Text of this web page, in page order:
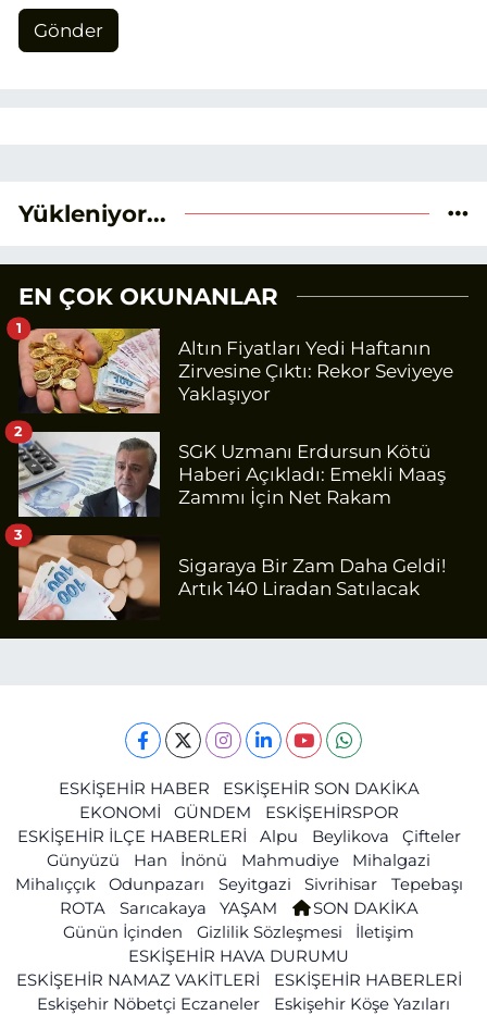
Gönder
Yükleniyor...
EN ÇOK OKUNANLAR
Altın Fiyatları Yedi Haftanın
Zirvesine Çıktı: Rekor Seviyeye
Yaklaşıyor
1
SGK Uzmanı Erdursun Kötü
Haberi Açıkladı: Emekli Maaş
Zammı İçin Net Rakam
2
Sigaraya Bir Zam Daha Geldi!
Artık 140 Liradan Satılacak
3
ESKİŞEHİR HABER
ESKİŞEHİR SON DAKİKA
EKONOMİ
GÜNDEM
ESKİŞEHİRSPOR
ESKİŞEHİR İLÇE HABERLERİ
Alpu Beylikova
Çifteler
Günyüzü
Han İnönü Mahmudiye
Mihalgazi
Mihalıççık
Odunpazarı Seyitgazi Sivrihisar
Tepebaşı
ROTA
Sarıcakaya YAŞAM
SON DAKİKA
Günün İçinden
Gizlilik Sözleşmesi
İletişim
ESKİŞEHİR HAVA DURUMU
ESKİŞEHİR NAMAZ VAKİTLERİ
ESKİŞEHİR HABERLERİ
Eskişehir Nöbetçi Eczaneler
Eskişehir Köşe Yazıları